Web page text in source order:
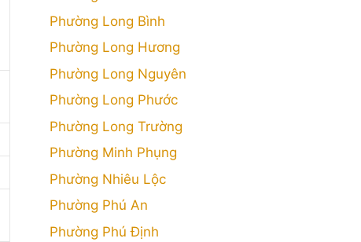
Phường Long Bình
Phường Long Hương
Phường Long Nguyên
Phường Long Phước
Phường Long Trường
Phường Minh Phụng
Phường Nhiêu Lộc
Phường Phú An
Phường Phú Định